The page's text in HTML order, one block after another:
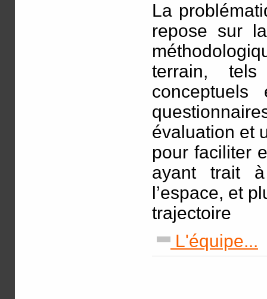
La
repose sur
terrain,
évaluation et
pour faciliter
ayant trait
l’espace, et
trajectoire
L'équipe...